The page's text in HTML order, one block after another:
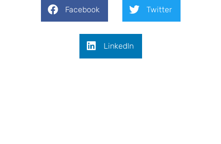
Facebook Twitter
LinkedIn